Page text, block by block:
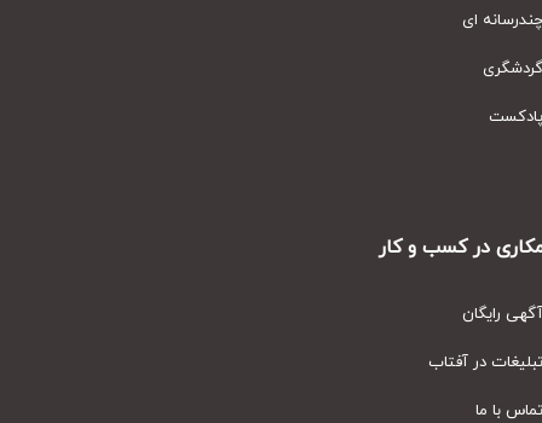
ای
در کسب و کار
رایگان
در آفتاب
با ما